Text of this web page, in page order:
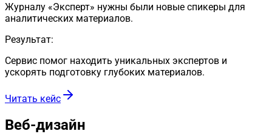
Журналу «Эксперт» нужны были новые спикеры для
аналитических материалов.
Результат:
Сервис помог находить уникальных экспертов и
ускорять подготовку глубоких материалов.
Читать кейс
Веб-дизайн